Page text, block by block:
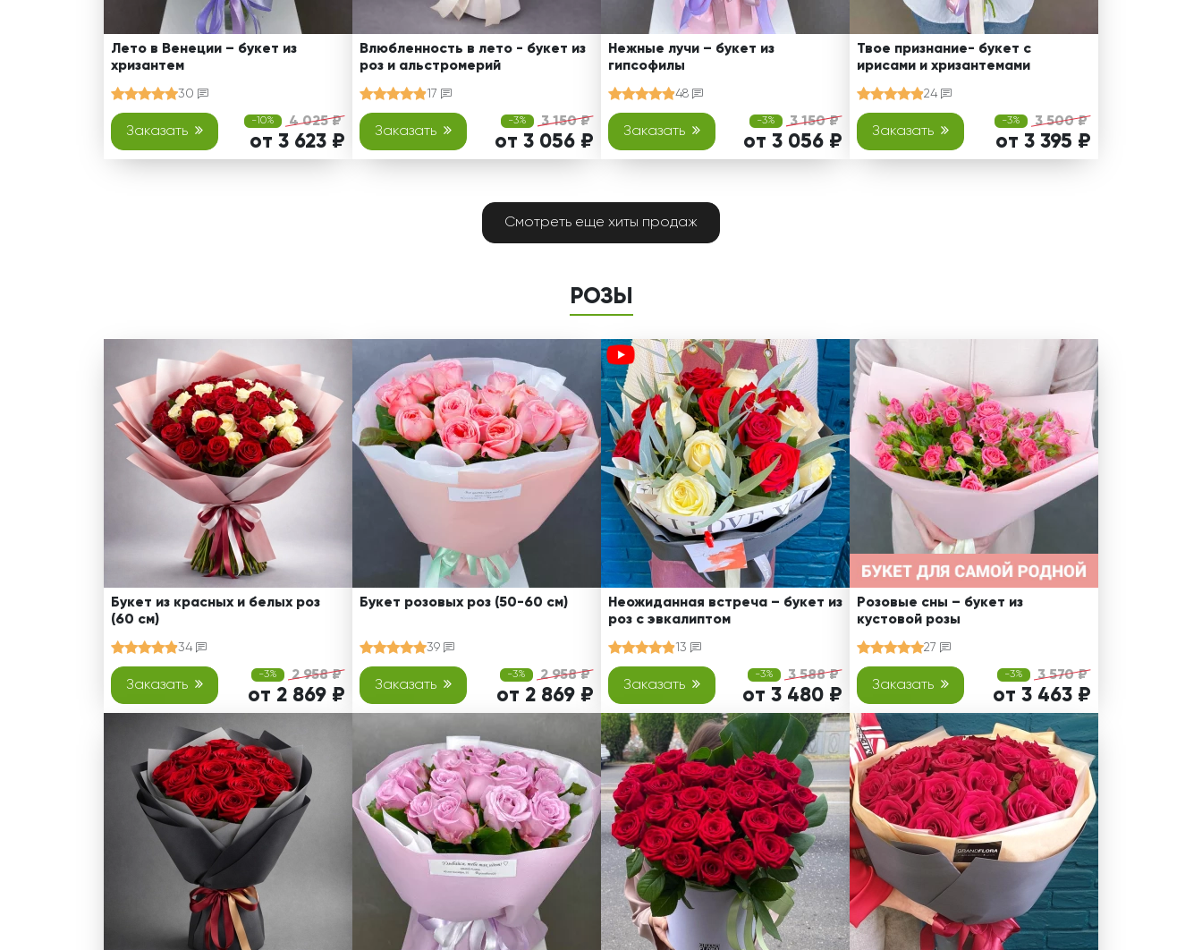
Лето в Венеции – букет из
хризантем
30
Заказать
-10% 4 025 ₽
от 3 623 ₽
Влюбленность в лето - букет из
роз и альстромерий
17
Заказать
-3% 3 150 ₽
от 3 056 ₽
Нежные лучи – букет из
гипсофилы
48
Заказать
-3% 3 150 ₽
от 3 056 ₽
Твое признание- букет с
ирисами и хризантемами
24
Заказать
-3% 3 500 ₽
от 3 395 ₽
Смотреть еще хиты продаж
РОЗЫ
Букет из красных и белых роз
(60 см)
34
Заказать
-3% 2 958 ₽
от 2 869 ₽
Букет розовых роз (50-60 см)
39
Заказать
-3% 2 958 ₽
от 2 869 ₽
Неожиданная встреча – букет из
роз с эвкалиптом
13
Заказать
-3% 3 588 ₽
от 3 480 ₽
Розовые сны – букет из
кустовой розы
27
Заказать
-3% 3 570 ₽
от 3 463 ₽